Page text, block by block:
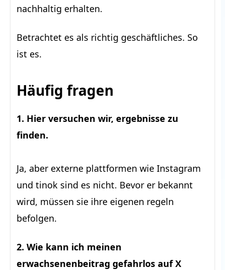
nachhaltig erhalten.
Betrachtet es als richtig geschäftliches. So
ist es.
Häufig fragen
1. Hier versuchen wir, ergebnisse zu
finden.
Ja, aber externe plattformen wie Instagram
und tinok sind es nicht. Bevor er bekannt
wird, müssen sie ihre eigenen regeln
befolgen.
2. Wie kann ich meinen
erwachsenenbeitrag gefahrlos auf X